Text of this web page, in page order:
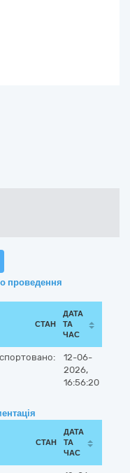
проведення
СТАН
ДАТА
ТА
ЧАС
12-06-
2026,
16:56:20
СТАН
ДАТА
ТА
ЧАС